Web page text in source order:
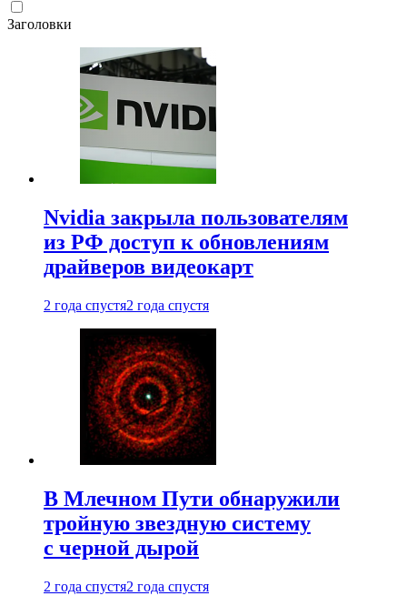
Заголовки
Nvidia закрыла пользователям
из РФ доступ к обновлениям
драйверов видеокарт
2 года спустя2 года спустя
В Млечном Пути обнаружили
тройную звездную систему
с черной дырой
2 года спустя2 года спустя